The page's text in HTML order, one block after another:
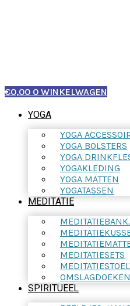
€0,00 0 WINKELWAGEN
YOGA
YOGA
YOGA BOLSTERS
YOGA
YOGAKLEDING
YOGA MATTEN
YOGATASSEN
MEDITATIE
MEDITATIESETS
OMSLAGDOEKEN
SPIRITUEEL